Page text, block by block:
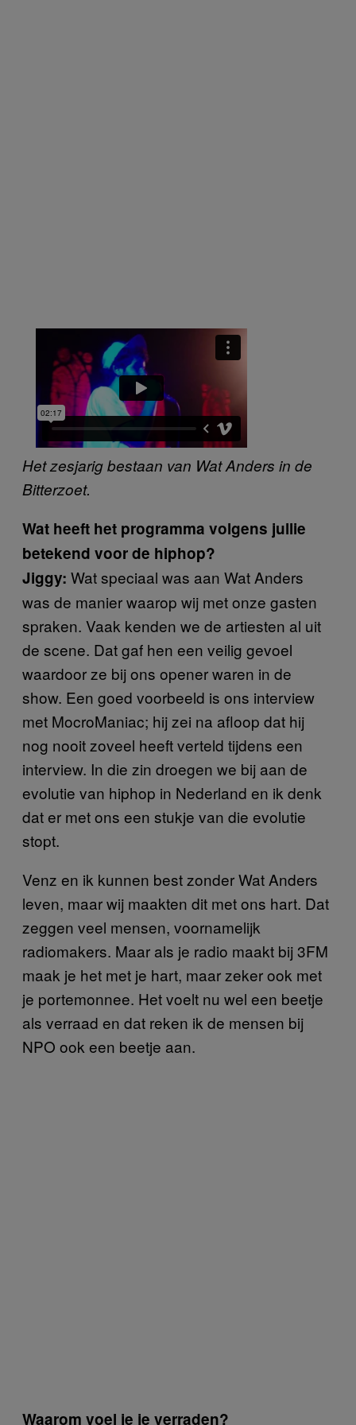
Het zesjarig bestaan van Wat Anders in de
Bitterzoet.
Wat heeft het programma volgens jullie
betekend voor de hiphop?
Jiggy: Wat speciaal was aan Wat Anders
was de manier waarop wij met onze gasten
spraken. Vaak kenden we de artiesten al uit
de scene. Dat gaf hen een veilig gevoel
waardoor ze bij ons opener waren in de
show. Een goed voorbeeld is ons interview
met MocroManiac; hij zei na afloop dat hij
nog nooit zoveel heeft verteld tijdens een
interview. In die zin droegen we bij aan de
evolutie van hiphop in Nederland en ik denk
dat er met ons een stukje van die evolutie
stopt.
Venz en ik kunnen best zonder Wat Anders
leven, maar wij maakten dit met ons hart. Dat
zeggen veel mensen, voornamelijk
radiomakers. Maar als je radio maakt bij 3FM
maak je het met je hart, maar zeker ook met
je portemonnee. Het voelt nu wel een beetje
als verraad en dat reken ik de mensen bij
NPO ook een beetje aan.
Waarom voel je je verraden?